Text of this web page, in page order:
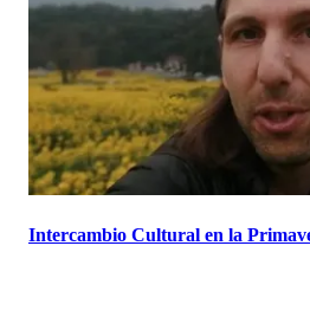
Intercambio Cultural en la